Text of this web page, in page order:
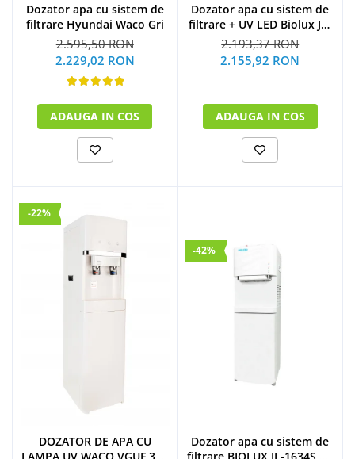
Dozator apa cu sistem de
filtrare Hyundai Waco Gri
2.595,50 RON
2.229,02 RON
ADAUGA IN COS
Dozator apa cu sistem de
filtrare + UV LED Biolux JL-
1844S
2.193,37 RON
2.155,92 RON
ADAUGA IN COS
-22%
DOZATOR DE APA CU
-42%
Dozator apa cu sistem de